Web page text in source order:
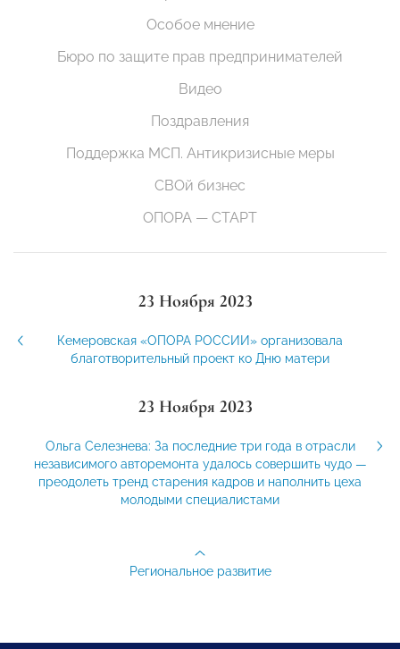
Особое мнение
Бюро по защите прав предпринимателей
Видео
Поздравления
Поддержка МСП. Антикризисные меры
СВОй бизнес
ОПОРА — СТАРТ
23 Ноября 2023
Кемеровская «ОПОРА РОССИИ» организовала
благотворительный проект ко Дню матери
23 Ноября 2023
Ольга Селезнева: За последние три года в отрасли
независимого авторемонта удалось совершить чудо —
преодолеть тренд старения кадров и наполнить цеха
молодыми специалистами
Региональное развитие